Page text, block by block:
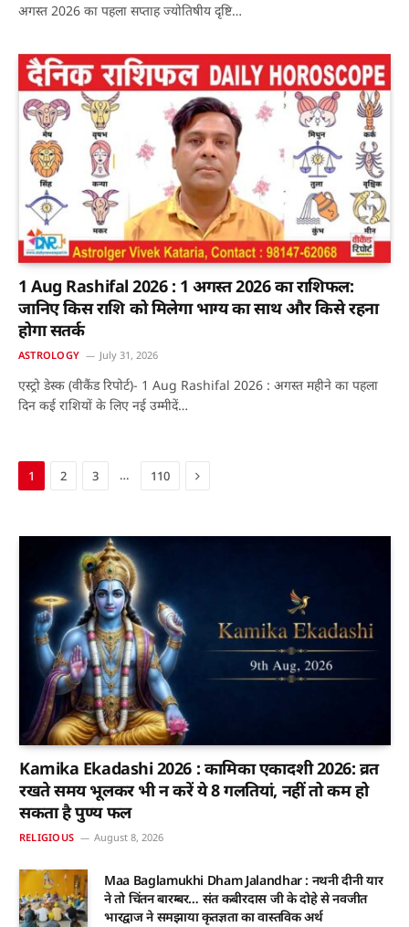
अगस्त 2026 का पहला सप्ताह ज्योतिषीय दृष्टि…
1 Aug Rashifal 2026 : 1 अगस्त 2026 का राशिफल:
जानिए किस राशि को मिलेगा भाग्य का साथ और किसे रहना
होगा सतर्क
ASTROLOGY July 31, 2026
एस्ट्रो डेस्क (वीकैंड रिपोर्ट)- 1 Aug Rashifal 2026 : अगस्त महीने का पहला
दिन कई राशियों के लिए नई उम्मीदें…
1 2 3 … 110 Next
Kamika Ekadashi 2026 : कामिका एकादशी 2026: व्रत
रखते समय भूलकर भी न करें ये 8 गलतियां, नहीं तो कम हो
सकता है पुण्य फल
RELIGIOUS August 8, 2026
Maa Baglamukhi Dham Jalandhar : नथनी दीनी यार
ने तो चिंतन बारम्बर… संत कबीरदास जी के दोहे से नवजीत
भारद्वाज ने समझाया कृतज्ञता का वास्तविक अर्थ